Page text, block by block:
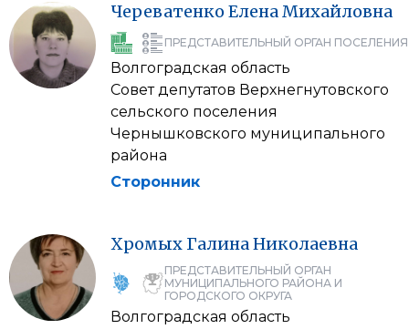
Череватенко ЕленаМихайловна
ПРЕДСТАВИТЕЛЬНЫЙ ОРГАН ПОСЕЛЕНИЯ
Волгоградская область
Совет депутатов Верхнегнутовского
сельского поселения
Чернышковского муниципального
района
Сторонник
Хромых ГалинаНиколаевна
ПРЕДСТАВИТЕЛЬНЫЙ ОРГАН
МУНИЦИПАЛЬНОГО РАЙОНА И
ГОРОДСКОГО ОКРУГА
Волгоградская область